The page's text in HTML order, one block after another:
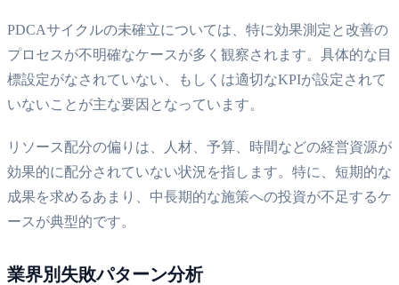
PDCAサイクルの未確立については、特に効果測定と改善の
プロセスが不明確なケースが多く観察されます。具体的な目
標設定がなされていない、もしくは適切なKPIが設定されて
いないことが主な要因となっています。
リソース配分の偏りは、人材、予算、時間などの経営資源が
効果的に配分されていない状況を指します。特に、短期的な
成果を求めるあまり、中長期的な施策への投資が不足するケ
ースが典型的です。
業界別失敗パターン分析